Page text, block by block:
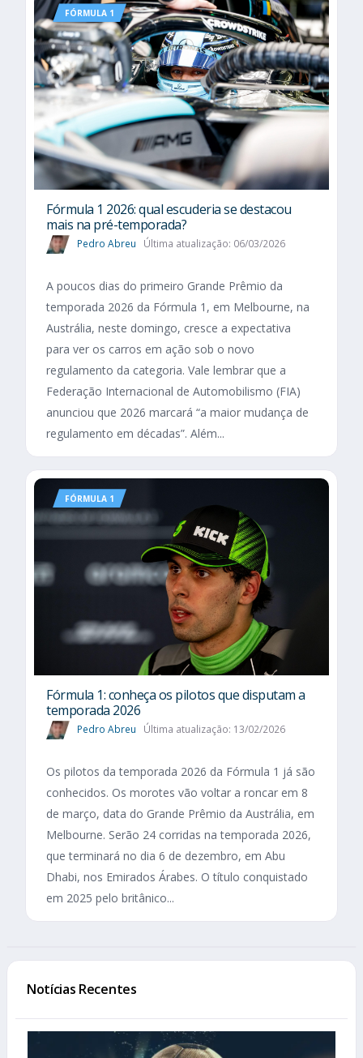
FÓRMULA 1
Fórmula 1 2026: qual escuderia se destacou
mais na pré-temporada?
Pedro Abreu Última atualização: 06/03/2026
A poucos dias do primeiro Grande Prêmio da
temporada 2026 da Fórmula 1, em Melbourne, na
Austrália, neste domingo, cresce a expectativa
para ver os carros em ação sob o novo
regulamento da categoria. Vale lembrar que a
Federação Internacional de Automobilismo (FIA)
anunciou que 2026 marcará “a maior mudança de
regulamento em décadas”. Além...
FÓRMULA 1
Fórmula 1: conheça os pilotos que disputam a
temporada 2026
Pedro Abreu Última atualização: 13/02/2026
Os pilotos da temporada 2026 da Fórmula 1 já são
conhecidos. Os morotes vão voltar a roncar em 8
de março, data do Grande Prêmio da Austrália, em
Melbourne. Serão 24 corridas na temporada 2026,
que terminará no dia 6 de dezembro, em Abu
Dhabi, nos Emirados Árabes. O título conquistado
em 2025 pelo britânico...
Notícias Recentes